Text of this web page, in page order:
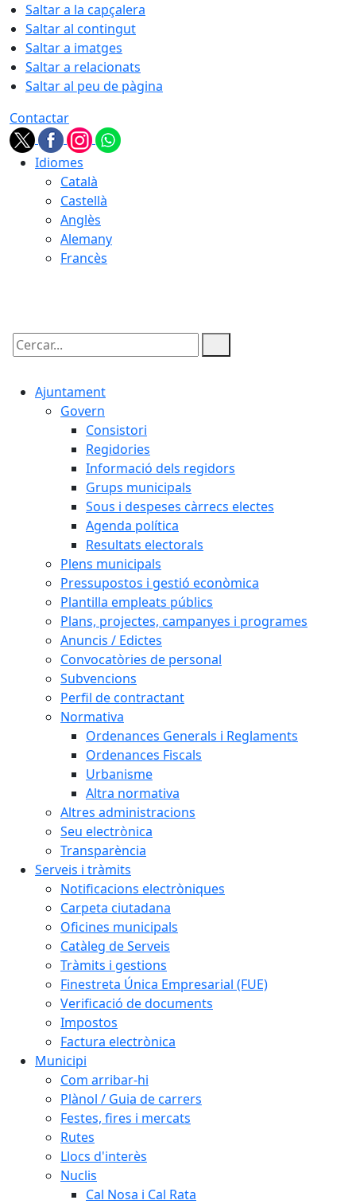
Saltar a la capçalera
Saltar al contingut
Saltar a imatges
Saltar a relacionats
Saltar al peu de pàgina
Contactar
Idiomes
Català
Castellà
Anglès
Alemany
Francès
Cercar:
Ajuntament
Govern
Consistori
Regidories
Informació dels regidors
Grups municipals
Sous i despeses càrrecs electes
Agenda política
Resultats electorals
Plens municipals
Pressupostos i gestió econòmica
Plantilla empleats públics
Plans, projectes, campanyes i programes
Anuncis / Edictes
Convocatòries de personal
Subvencions
Perfil de contractant
Normativa
Ordenances Generals i Reglaments
Ordenances Fiscals
Urbanisme
Altra normativa
Altres administracions
Seu electrònica
Transparència
Serveis i tràmits
Notificacions electròniques
Carpeta ciutadana
Oficines municipals
Catàleg de Serveis
Tràmits i gestions
Finestreta Única Empresarial (FUE)
Verificació de documents
Impostos
Factura electrònica
Municipi
Com arribar-hi
Plànol / Guia de carrers
Festes, fires i mercats
Rutes
Llocs d'interès
Nuclis
Cal Nosa i Cal Rata